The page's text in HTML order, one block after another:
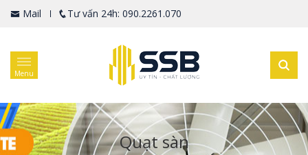
Mail Tư vấn 24h: 090.2261.070
Menu
Quạt sàn